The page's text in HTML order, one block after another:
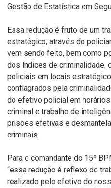
Gestão de Estatística em
Essa redução é fruto de um
estratégico, através do
vem sendo feito, bem como
dos índices de criminalidade,
policiais em locais
conflagrados pela
do efetivo policial em
criminal e trabalho de
prisões efetivas e
criminais.
Para o comandante do 15º
“essa redução é reflexo do
realizado pelo efetivo do